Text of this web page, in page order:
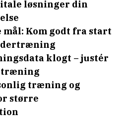
løsninger din
Kom godt fra start
klogt – justér
træning
træning og
større